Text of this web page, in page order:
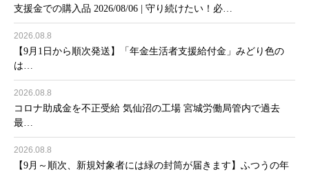
支援金での購入品 2026/08/06 | 守り続けたい！必…
2026.08.8
【9月1日から順次発送】「年金生活者支援給付金」みどり色の
は…
2026.08.8
コロナ助成金を不正受給 気仙沼の工場 宮城労働局管内で過去
最…
2026.08.8
【9月～順次、新規対象者には緑の封筒が届きます】ふつうの年